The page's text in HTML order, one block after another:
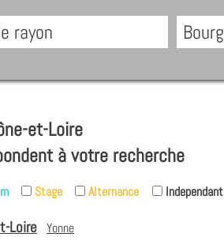
et-Loire
à votre recherche
Stage Alternance Independant
Loire Yonne